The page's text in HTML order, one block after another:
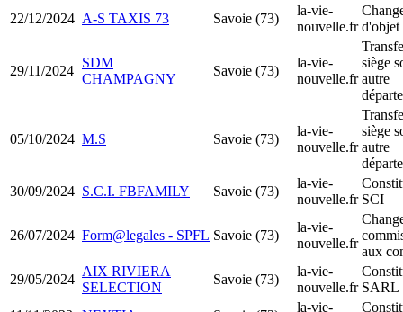
22/12/2024 A-S TAXIS 73 Savoie (73)
la-vie-
nouvelle.fr d'objet
29/11/2024
SDM
CHAMPAGNY
Savoie (73)
la-vie-
nouvelle.fr
siège
autre
05/10/2024 M.S Savoie (73)
la-vie-
nouvelle.fr
siège
autre
30/09/2024 S.C.I. FBFAMILY Savoie (73)
la-vie-
nouvelle.fr SCI
26/07/2024 Form@legales - SPFL Savoie (73)
la-vie-
nouvelle.fr
aux
29/05/2024
AIX RIVIERA
SELECTION
Savoie (73)
la-vie-
nouvelle.fr SARL
la-vie-